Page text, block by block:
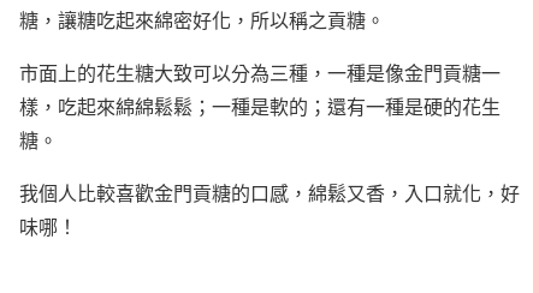
糖，讓糖吃起來綿密好化，所以稱之貢糖。
市面上的花生糖大致可以分為三種，一種是像金門貢糖一
樣，吃起來綿綿鬆鬆；一種是軟的；還有一種是硬的花生
糖。
我個人比較喜歡金門貢糖的口感，綿鬆又香，入口就化，好
味哪！